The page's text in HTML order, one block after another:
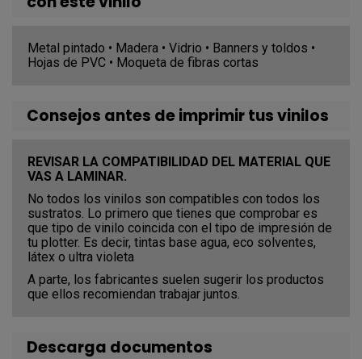
Metal pintado • Madera • Vidrio • Banners y toldos •
Hojas de PVC • Moqueta de fibras cortas
Consejos antes de imprimir tus vinilos
REVISAR LA COMPATIBILIDAD DEL MATERIAL QUE
VAS A LAMINAR.
No todos los vinilos son compatibles con todos los
sustratos. Lo primero que tienes que comprobar es
que tipo de vinilo coincida con el tipo de impresión de
tu plotter. Es decir, tintas base agua, eco solventes,
látex o ultra violeta
A parte, los fabricantes suelen sugerir los productos
que ellos recomiendan trabajar juntos.
Descarga documentos